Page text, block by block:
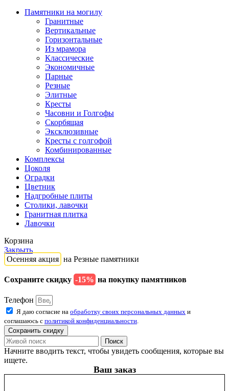
Памятники на могилу
Гранитные
Вертикальные
Горизонтальные
Из мрамора
Классические
Экономичные
Парные
Резные
Элитные
Кресты
Часовни и Голгофы
Скорбящая
Эксклюзивные
Кресты с голгофой
Комбинированные
Комплексы
Цоколя
Оградки
Цветник
Надгробные плиты
Столики, лавочки
Гранитная плитка
Лавочки
Корзина
Закрыть
Осенняя акция на Резные памятники
Сохраните скидку -15% на покупку памятников
Телефон
Я даю согласие на обработку своих персональных данных и
соглашаюсь с политикой конфиденциальности
Сохранить скидку
Поиск
Начните вводить текст, чтобы увидеть сообщения, которые вы
ищете.
Ваш заказ